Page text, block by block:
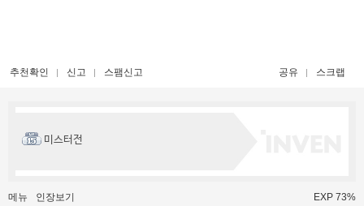
추천확인 신고 스팸신고 공유 스크랩
미스터전
메뉴 인장보기 EXP 73%